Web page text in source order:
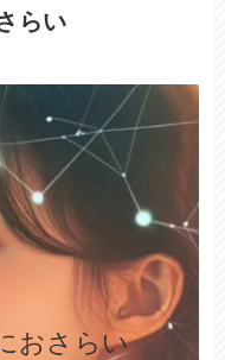
らい
おさらい